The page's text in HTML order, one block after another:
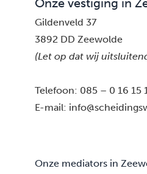
Onze vestiging in
Gildenveld 37
3892 DD Zeewolde
(Let op dat wij
Telefoon: 085 – 0 16 15
E-mail:
Onze mediators in